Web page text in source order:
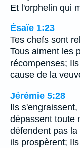
Et l'orphelin qui
Ésaïe 1:23
Tes chefs sont
Tous aiment les
récompenses;
cause de la
Jérémie 5:28
Ils
dépassent toute
défendent pas
ils prospèrent;